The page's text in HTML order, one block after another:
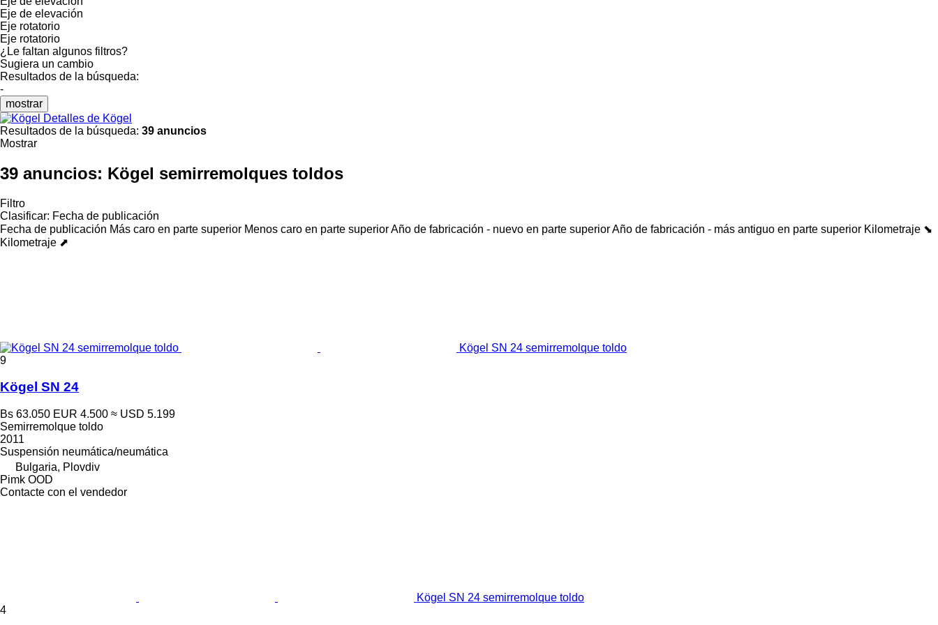
Eje de elevación
Eje rotatorio
Eje rotatorio
¿Le faltan algunos filtros?
Sugiera un cambio
Resultados de la búsqueda:
-
mostrar
Detalles de Kögel
Resultados de la búsqueda: 39 anuncios
Mostrar
39 anuncios: Kögel semirremolques toldos
Filtro
Clasificar: Fecha de publicación
Fecha de publicación Más caro en parte superior Menos caro en parte superiorAño de fabricación - nuevo en parte superiorAño de fabricación - más antiguo en parte superior Kilometraje ⬊
Kilometraje ⬈
Kögel SN 24 semirremolque toldo
9
Kögel SN 24
Bs 63.050 EUR 4.500 ≈ USD 5.199
Semirremolque toldo
2011
Suspensión neumática/neumática
Bulgaria, Plovdiv
Pimk OOD
Contacte con el vendedor
Kögel SN 24 semirremolque toldo
4